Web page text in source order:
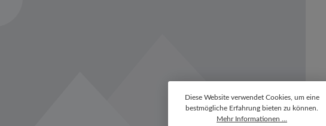
Diese Website verwendet Cookies, um eine
bestmögliche Erfahrung bieten zu können.
Mehr Informationen ...